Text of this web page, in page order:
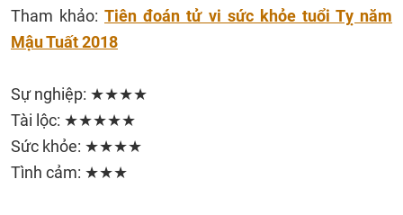
Tham khảo:Tiên đoán tử vi sức khỏe tuổi Tỵ năm
Mậu Tuất 2018
Sự nghiệp: ★★★★
Tài lộc: ★★★★★
Sức khỏe: ★★★★
Tình cảm: ★★★